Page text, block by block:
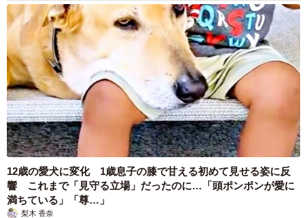
12歳の愛犬に変化 1歳息子の膝で甘える初めて見せる姿に反
響 これまで「見守る立場」だったのに…「頭ポンポンが愛に
満ちている」「尊…」
梨木 香奈